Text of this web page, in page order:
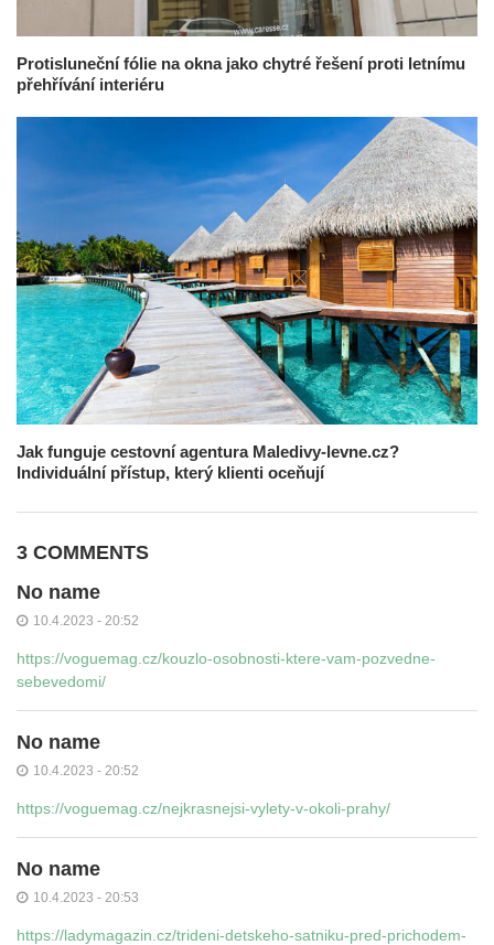
Protisluneční fólie na okna jako chytré řešení proti letnímu
přehřívání interiéru
Jak funguje cestovní agentura Maledivy-levne.cz?
Individuální přístup, který klienti oceňují
3 COMMENTS
No name
10.4.2023 - 20:52
https://voguemag.cz/kouzlo-osobnosti-ktere-vam-pozvedne-
sebevedomi/
No name
10.4.2023 - 20:52
https://voguemag.cz/nejkrasnejsi-vylety-v-okoli-prahy/
No name
10.4.2023 - 20:53
https://ladymagazin.cz/trideni-detskeho-satniku-pred-prichodem-